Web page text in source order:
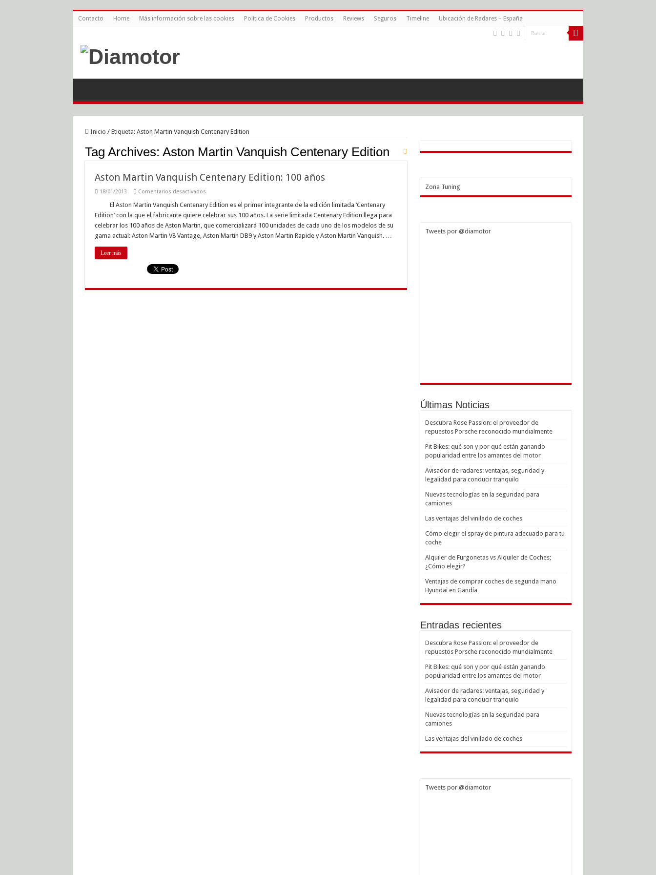
Contacto Home Más información sobre las cookies Política de Cookies Productos Reviews Seguros Timeline Ubicación de Radares – España
Inicio / Etiqueta: Aston Martin Vanquish Centenary Edition
Tag Archives: Aston Martin Vanquish Centenary Edition
Aston Martin Vanquish Centenary Edition: 100 años
18/01/2013 Comentarios desactivadosen
Martin
Vanquish
Centenary
Edition:
100
años
El Aston Martin Vanquish Centenary Edition es el primer integrante de la edición limitada ‘Centenary
Edition’ con la que el fabricante quiere celebrar sus 100 años. La serie limitada Centenary Edition llega para
celebrar los 100 años de Aston Martin, que comercializará 100 unidades de cada uno de los modelos de su
gama actual: Aston Martin V8 Vantage, Aston Martin DB9 y Aston Martin Rapide y Aston Martin Vanquish. …
Leer más
Zona Tuning
Tweets por @diamotor
Últimas Noticias
Descubra Rose Passion: el proveedor de
repuestos Porsche reconocido mundialmente
Pit Bikes: qué son y por qué están ganando
popularidad entre los amantes del motor
Avisador de radares: ventajas, seguridad y
legalidad para conducir tranquilo
Nuevas tecnologías en la seguridad para
camiones
Las ventajas del vinilado de coches
Cómo elegir el spray de pintura adecuado para tu
coche
Alquiler de Furgonetas vs Alquiler de Coches;
¿Cómo elegir?
Ventajas de comprar coches de segunda mano
Hyundai en Gandía
Entradas recientes
Descubra Rose Passion: el proveedor de
repuestos Porsche reconocido mundialmente
Pit Bikes: qué son y por qué están ganando
popularidad entre los amantes del motor
Avisador de radares: ventajas, seguridad y
legalidad para conducir tranquilo
Nuevas tecnologías en la seguridad para
camiones
Las ventajas del vinilado de coches
Tweets por @diamotor